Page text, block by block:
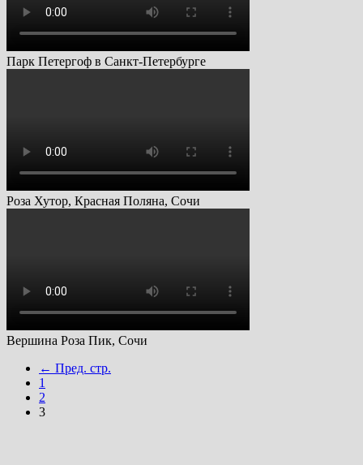
Парк Петергоф в Санкт-Петербурге
Роза Хутор, Красная Поляна, Сочи
Вершина Роза Пик, Сочи
← Пред. стр.
1
2
3